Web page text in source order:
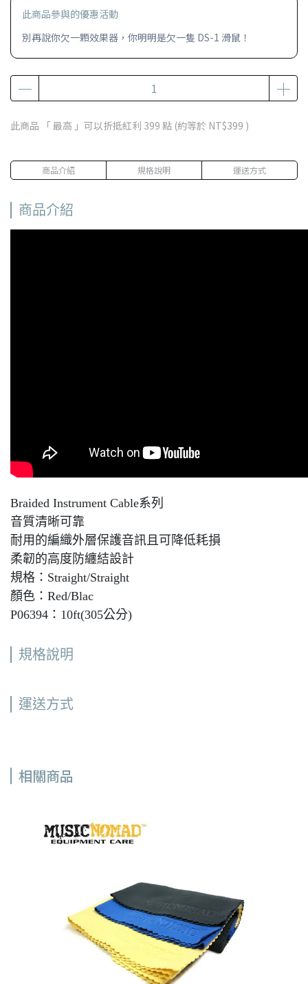
此商品參與的優惠活動
別再說你欠一顆效果器，你明明是欠一隻 DS-1 滑鼠！
此商品 「 最高 」可以折抵紅利 399 點 (約等於 NT$399 )
商品介紹 規格說明 運送方式
商品介紹
Braided Instrument Cable系列
音質清晰可靠
耐用的編織外層保護音訊且可降低耗損
柔韌的高度防纏結設計
規格：Straight/Straight
顏色：Red/Blac
P06394：10ft(305公分)
規格說明
運送方式
相關商品